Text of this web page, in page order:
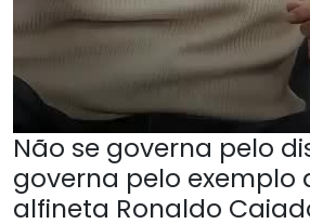
Não se governa pelo
governa pelo exemplo
alfineta Ronaldo